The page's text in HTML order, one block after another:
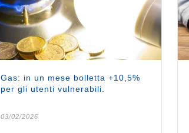
Gas: in un mese bolletta +10,5%
per gli utenti vulnerabili.
03/02/2026